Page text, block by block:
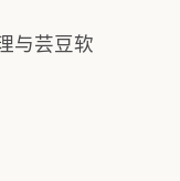
与芸豆软